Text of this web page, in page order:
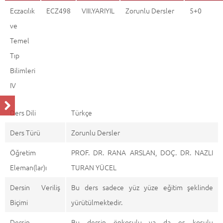
Eczacılık
ve
Temel
Tıp
Bilimleri
IV
ECZ498 VIII.YARIYIL Zorunlu Dersler 5+0
Ders Dili
Türkçe
Ders Türü
Zorunlu Dersler
Öğretim
Eleman(lar)ı
PROF. DR. RANA ARSLAN, DOÇ. DR. NAZLI
TURAN YÜCEL
Dersin Veriliş
Biçimi
Bu ders sadece yüz yüze eğitim şeklinde
yürütülmektedir.